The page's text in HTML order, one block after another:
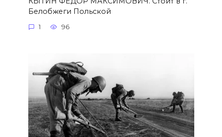
Белобжеги Польской
1 96